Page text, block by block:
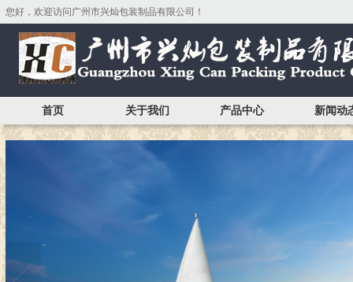
您好，欢迎访问广州市兴灿包装制品有限公司！
首页 关于我们 产品中心 新闻动